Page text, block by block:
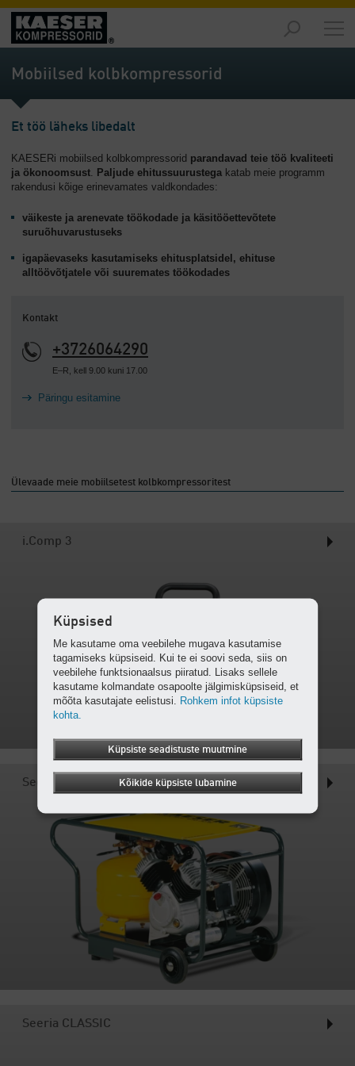
Turud
-
Ülevaade
-
Lahendused
Ülevaade
-
Ülevaade
Ettevõte
Ülevaade
Mobiilsed kolbkompressorid
Et töö läheks libedalt
KAESERi mobiilsed kolbkompressorid parandavad teie töö kvaliteeti
ja ökonoomsust. Paljude ehitussuurustega katab meie programm
rakendusi kõige erinevamates valdkondades:
väikeste ja arenevate töökodade ja käsitööettevõtete
suruõhuvarustuseks
igapäevaseks kasutamiseks ehitusplatsidel, ehituse
alltöövõtjatele või suuremates töökodades
Kontakt
+3726064290
E–R, kell 9.00 kuni 17.00
Päringu esitamine
Ülevaade meie mobiilsetest kolbkompressoritest
i.Comp 3
Seeria PREMIUM
Seeria CLASSIC
Küpsised
Me kasutame oma veebilehe mugava kasutamise
tagamiseks küpsiseid. Kui te ei soovi seda, siis on
veebilehe funktsionaalsus piiratud. Lisaks sellele
kasutame kolmandate osapoolte jälgimisküpsiseid, et
mõõta kasutajate eelistusi. Rohkem infot küpsiste
kohta.
Küpsiste seadistuste muutmine
Kõikide küpsiste lubamine